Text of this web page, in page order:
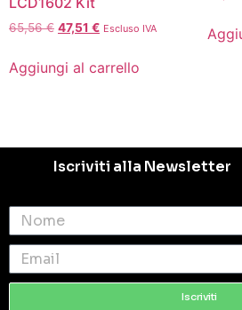
65,56€ 47,51 € Escluso IVA
Aggiungi al carrello
Iscriviti alla Newsletter
Iscriviti